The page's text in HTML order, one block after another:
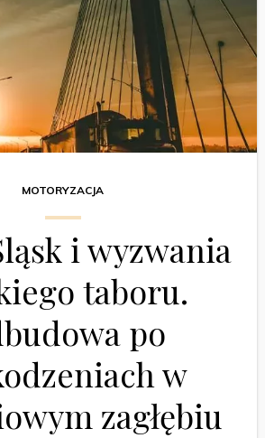
MOTORYZACJA
i wyzwania
taboru.
po
w
zagłębiu